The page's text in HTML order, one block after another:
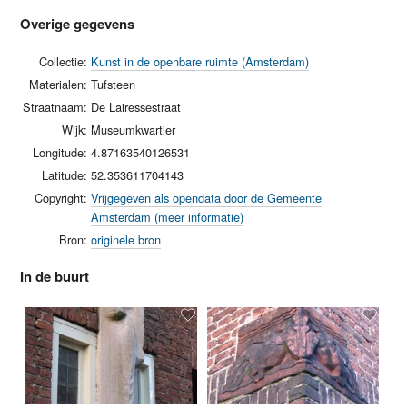
Overige gegevens
Collectie: Kunst in de openbare ruimte (Amsterdam)
Materialen: Tufsteen
Straatnaam: De Lairessestraat
Wijk: Museumkwartier
Longitude: 4.87163540126531
Latitude: 52.353611704143
Copyright: Vrijgegeven als opendata door de Gemeente
Amsterdam (meer informatie)
Bron: originele bron
In de buurt